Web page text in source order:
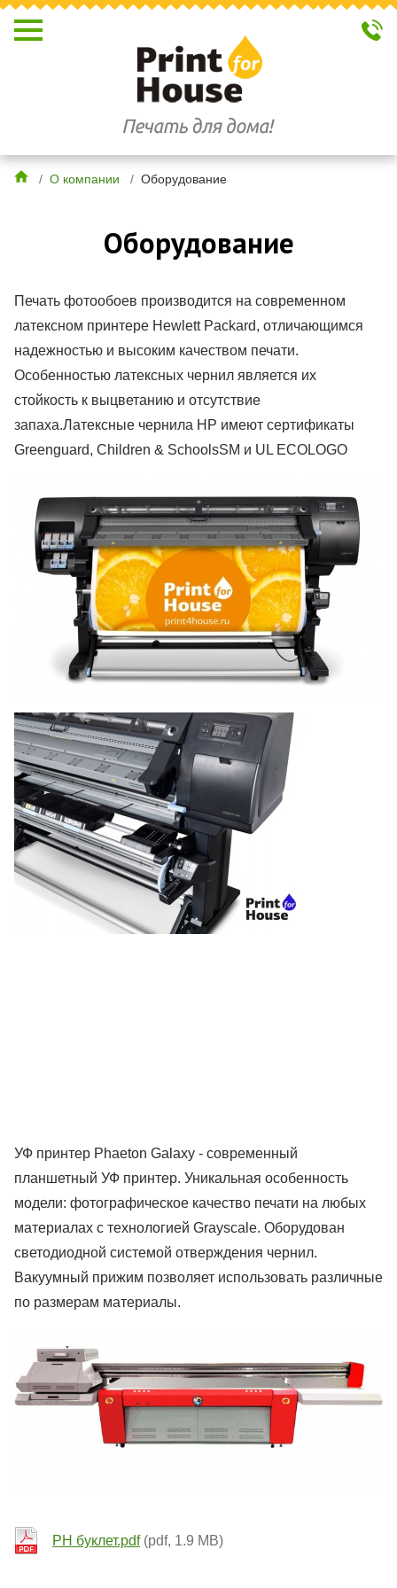
/ О компании / Оборудование
Оборудование
Печать фотообоев производится на современном
латексном принтере Hewlett Packard, отличающимся
надежностью и высоким качеством печати.
Особенностью латексных чернил является их
стойкость к выцветанию и отсутствие
запаха.Латексные чернила HP имеют сертификаты
Greenguard, Children & SchoolsSM и UL ECOLOGO
УФ принтер Phaeton Galaxy - современный
планшетный УФ принтер. Уникальная особенность
модели: фотографическое качество печати на любых
материалах с технологией Grayscale. Оборудован
светодиодной системой отверждения чернил.
Вакуумный прижим позволяет использовать различные
по размерам материалы.
PH буклет.pdf (pdf, 1.9 MB)